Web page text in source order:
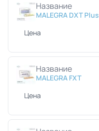
Название
MALEGRA DXT Plus
Цена
Название
MALEGRA FXT
Цена